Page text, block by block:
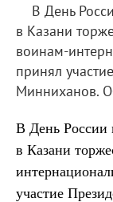
В День
в Казани
воинам-
принял
Минниханов.
В День России
в Казани
участие